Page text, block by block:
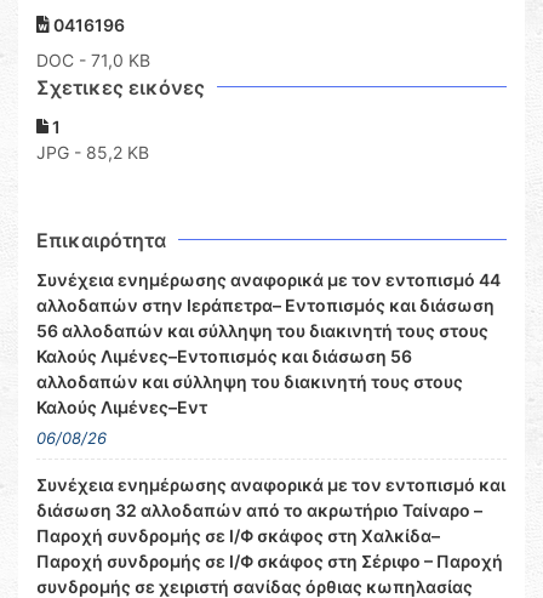
0416196
DOC - 71,0 KB
Σχετικες εικόνες
1
JPG - 85,2 KB
Επικαιρότητα
Συνέχεια ενημέρωσης αναφορικά με τον εντοπισμό 44
αλλοδαπών στην Ιεράπετρα– Εντοπισμός και διάσωση
56 αλλοδαπών και σύλληψη του διακινητή τους στους
Καλούς Λιμένες–Εντοπισμός και διάσωση 56
αλλοδαπών και σύλληψη του διακινητή τους στους
Καλούς Λιμένες–Εντ
06/08/26
Συνέχεια ενημέρωσης αναφορικά με τον εντοπισμό και
διάσωση 32 αλλοδαπών από το ακρωτήριο Ταίναρο –
Παροχή συνδρομής σε Ι/Φ σκάφος στη Χαλκίδα–
Παροχή συνδρομής σε Ι/Φ σκάφος στη Σέριφο – Παροχή
συνδρομής σε χειριστή σανίδας όρθιας κωπηλασίας